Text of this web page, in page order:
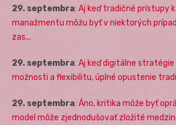
29. septembra: Aj keď tradičné prístupy
manažmentu môžu byť v niektorých
zas...
29. septembra: Aj keď digitálne stratégie
možnosti a flexibilitu, úplné opustenie
29. septembra: Áno, kritika môže byť
model môže zjednodušovať zložité